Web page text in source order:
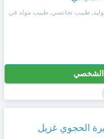
طبيب تجانسي, طبيب مولد في
الحجوي غزيل